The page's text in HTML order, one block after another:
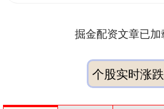
掘金配资文章已
个股实时涨